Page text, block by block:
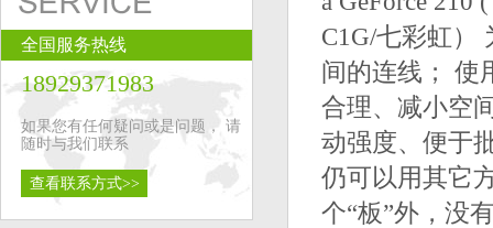
全国服务热线
18929371983
如果您有任何疑问或是问题， 请
随时与我们联系
查看联系方式>>
C1G/七彩虹）
间的连线； 使
合理、减小空
动强度、便于
仍可以用其它
个“板”外，没